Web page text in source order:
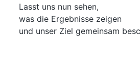
Lasst uns nun sehen,
was die Ergebnisse zeigen
und unser Ziel gemeinsam